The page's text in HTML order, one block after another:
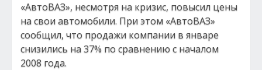
«АвтоВАЗ», несмотря на кризис, повысил цены
на свои автомобили. При этом «АвтоВАЗ»
сообщил, что продажи компании в январе
снизились на 37% по сравнению с началом
2008 года.